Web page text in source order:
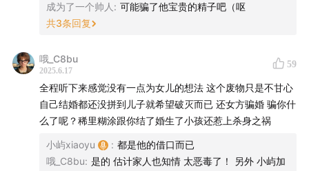
【时间轴】
00:11 七西产品
————————————————————
案件部分
行凶
成为了一个帅人 : 可能骗了他宝贵的精子吧（呕
共3条回复
哦_C8bu
2025.6.17
59
全程听下来感觉没有一点为女儿的想法 这个废物只是不甘心
自己结婚都还没拼到儿子就希望破灭而已 还女方骗婚 骗你什
么了呢？稀里糊涂跟你结了婚生了小孩还惹上杀身之祸
小屿xiaoyu : 都是他的借口而已
哦_C8bu: 是的 估计家人也知情 太恶毒了！ 另外 小屿加